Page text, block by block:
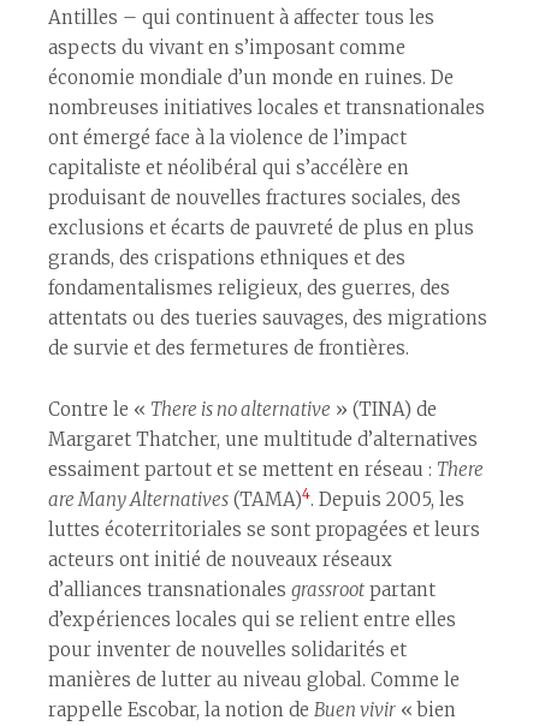
Antilles – qui continuent à affecter tous les
aspects du vivant en s’imposant comme
économie mondiale d’un monde en ruines. De
nombreuses initiatives locales et transnationales
ont émergé face à la violence de l’impact
capitaliste et néolibéral qui s’accélère en
produisant de nouvelles fractures sociales, des
exclusions et écarts de pauvreté de plus en plus
grands, des crispations ethniques et des
fondamentalismes religieux, des guerres, des
attentats ou des tueries sauvages, des migrations
de survie et des fermetures de frontières.
Contre le « There is no alternative » (TINA) de
Margaret Thatcher, une multitude d’alternatives
essaiment partout et se mettent en réseau : There
are Many Alternatives (TAMA)4. Depuis 2005, les
luttes écoterritoriales se sont propagées et leurs
acteurs ont initié de nouveaux réseaux
d’alliances transnationalesgrassroot partant
d’expériences locales qui se relient entre elles
pour inventer de nouvelles solidarités et
manières de lutter au niveau global. Comme le
rappelle Escobar, la notion de Buen vivir « bien